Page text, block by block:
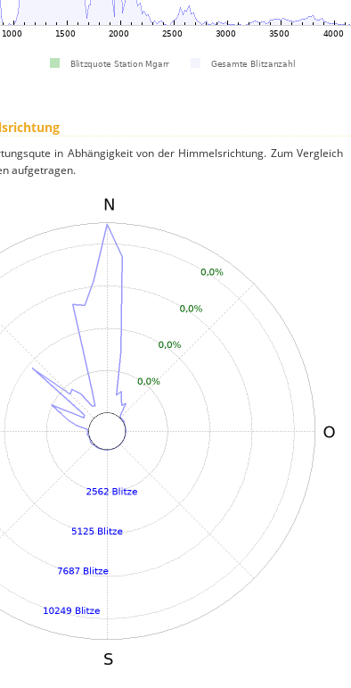
in Abhängigkeit von der Himmelsrichtung. Zum Vergleich
aufgetragen.